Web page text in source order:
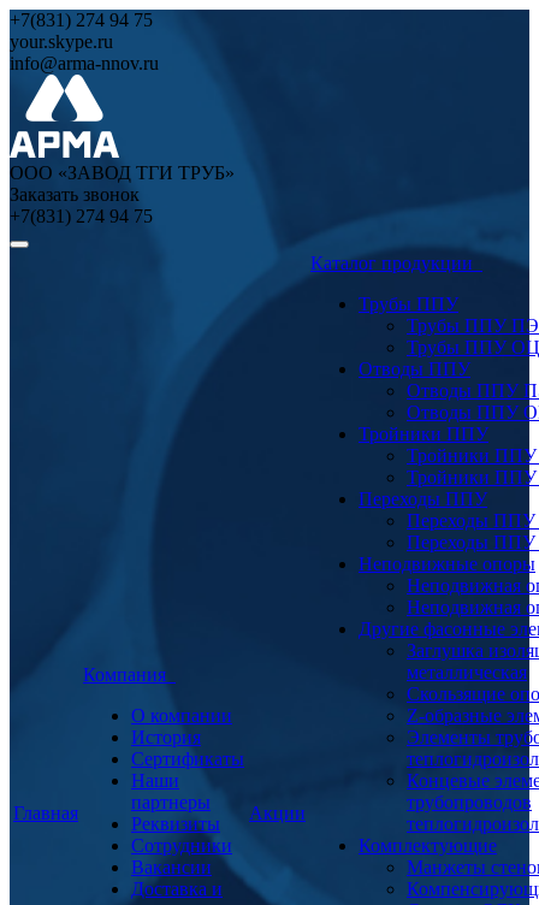
+7(831) 274 94 75
your.skype.ru
info@arma-nnov.ru
ООО «ЗАВОД ТГИ ТРУБ»
Заказать звонок
+7(831) 274 94 75
Главная
Компания
О компании
История
Сертификаты
Наши
партнеры
Реквизиты
Сотрудники
Вакансии
Доставка и
Акции
Каталог продукции
Трубы ППУ
Трубы ППУ ПЭ
Трубы ППУ ОЦ
Отводы ППУ
Отводы ППУ
Отводы ППУ
Тройники ППУ
Тройники
Тройники
Переходы ППУ
Переходы
Переходы
Неподвижные опоры
Неподвижная
Неподвижная
Другие фасонные
Заглушка
металлическая
Скользящие
Z-образные
Элементы
Концевые
трубопроводов
Комплектующие
Манжеты